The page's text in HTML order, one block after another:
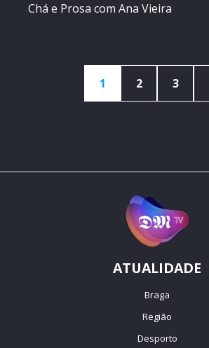
Chá e Prosa com Ana Vieira
1 2 3
ATUALIDADE
Braga
Região
Desporto